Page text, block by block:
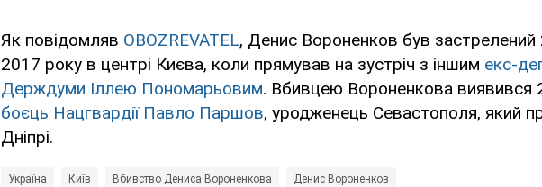
Як повідомляв OBOZREVATEL, Денис Вороненков був застрелений
2017 року в центрі Києва, коли прямував на зустріч з іншим екс-
Держдуми Іллею Пономарьовим. Вбивцею Вороненкова виявився
боєць Нацгвардії Павло Паршов, уродженець Севастополя, який
Дніпрі.
Україна Київ Вбивство Дениса Вороненкова Денис Вороненков